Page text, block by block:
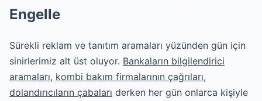
Engelle
Sürekli reklam ve tanıtım aramaları yüzünden gün için
sinirlerimiz alt üst oluyor. Bankaların bilgilendirici
aramaları, kombi bakım firmalarının çağrıları,
dolandırıcıların çabaları derken her gün onlarca kişiyle